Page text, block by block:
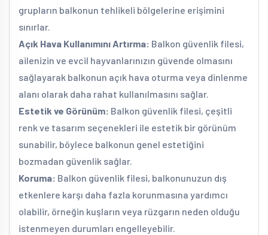
grupların balkonun tehlikeli bölgelerine erişimini
sınırlar.
Açık Hava Kullanımını Artırma: Balkon güvenlik filesi,
ailenizin ve evcil hayvanlarınızın güvende olmasını
sağlayarak balkonun açık hava oturma veya dinlenme
alanı olarak daha rahat kullanılmasını sağlar.
Estetik ve Görünüm: Balkon güvenlik filesi, çeşitli
renk ve tasarım seçenekleri ile estetik bir görünüm
sunabilir, böylece balkonun genel estetiğini
bozmadan güvenlik sağlar.
Koruma: Balkon güvenlik filesi, balkonunuzun dış
etkenlere karşı daha fazla korunmasına yardımcı
olabilir, örneğin kuşların veya rüzgarın neden olduğu
istenmeyen durumları engelleyebilir.